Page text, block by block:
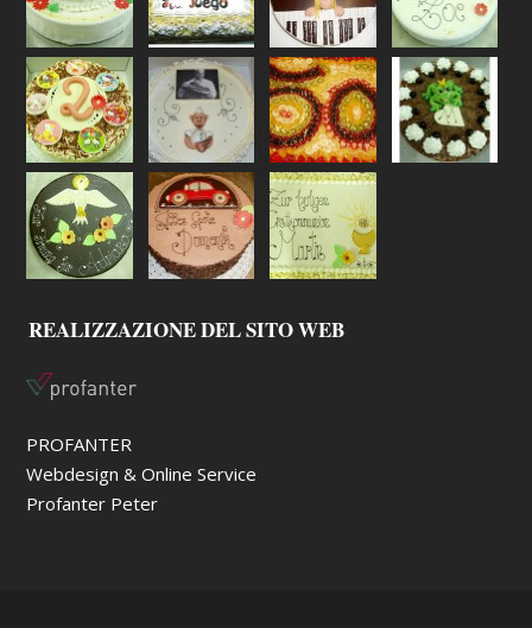
REALIZZAZIONE DEL SITO WEB
PROFANTER
Webdesign & Online Service
Profanter Peter